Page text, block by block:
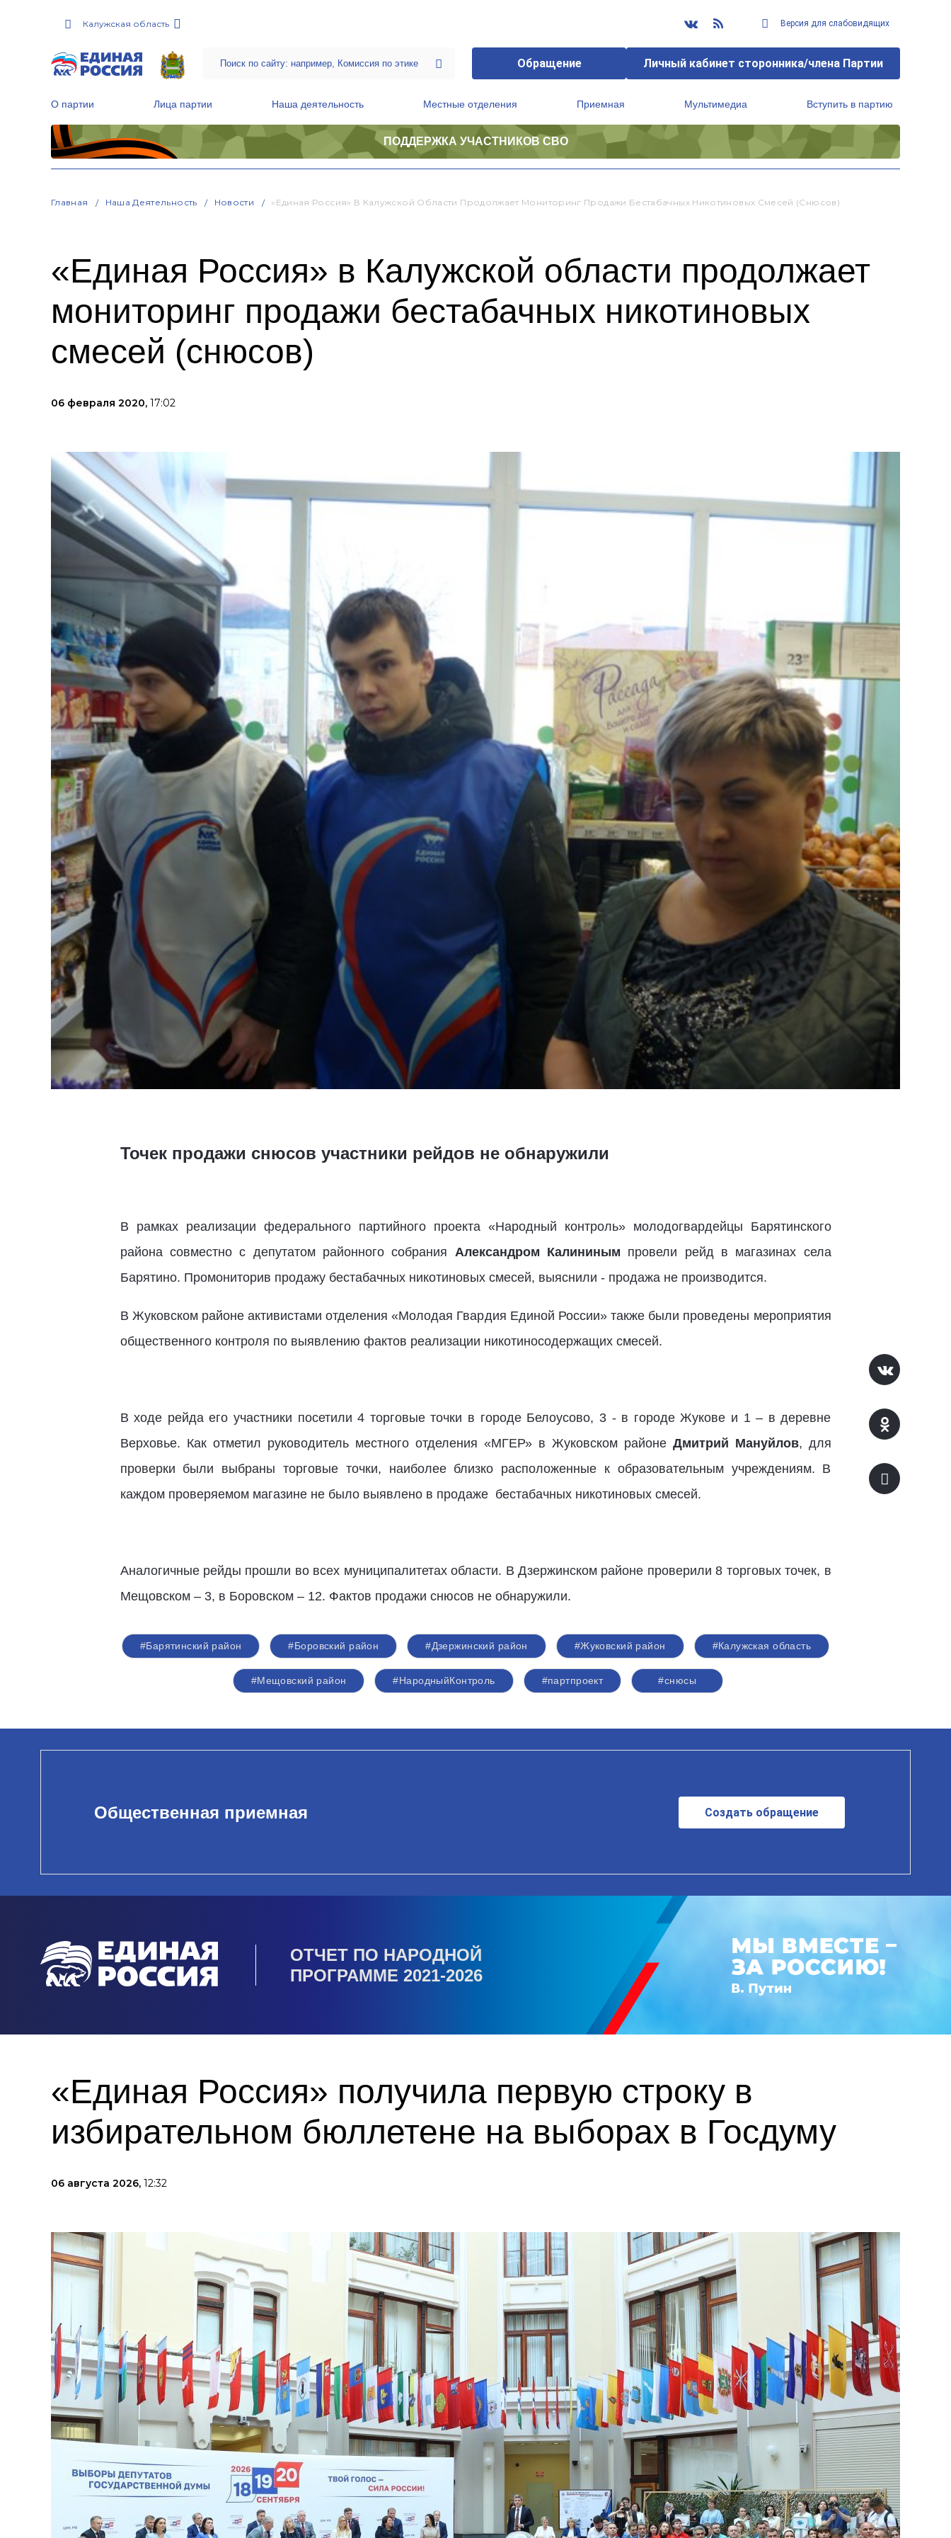
Калужская область Версия для слабовидящих
Обращение Личный кабинет сторонника/члена Партии
О партии Лица партии Наша деятельность Местные отделения Приемная Мультимедиа Вступить в партию
ПОДДЕРЖКА УЧАСТНИКОВ СВО
Главная Наша Деятельность Новости «Единая Россия» В Калужской Области Продолжает Мониторинг Продажи Бестабачных Никотиновых Смесей (снюсов)
«Единая Россия» в Калужской области продолжает
мониторинг продажи бестабачных никотиновых
смесей (снюсов)
06 февраля 2020, 17:02
Точек продажи снюсов участники рейдов не обнаружили
В рамках реализации федерального партийного проекта «Народный контроль» молодогвардейцы Барятинского
района совместно с депутатом районного собрания Александром Калининым провели рейд в магазинах села
Барятино. Промониторив продажу бестабачных никотиновых смесей, выяснили - продажа не производится.
В Жуковском районе активистами отделения «Молодая Гвардия Единой России» также были проведены мероприятия
общественного контроля по выявлению фактов реализации никотиносодержащих смесей.
В ходе рейда его участники посетили 4 торговые точки в городе Белоусово, 3 - в городе Жукове и 1 – в деревне
Верховье. Как отметил руководитель местного отделения «МГЕР» в Жуковском районе Дмитрий Мануйлов, для
проверки были выбраны торговые точки, наиболее близко расположенные к образовательным учреждениям. В
каждом проверяемом магазине не было выявлено в продаже бестабачных никотиновых смесей.
Аналогичные рейды прошли во всех муниципалитетах области. В Дзержинском районе проверили 8 торговых точек, в
Мещовском – 3, в Боровском – 12. Фактов продажи снюсов не обнаружили.
#Барятинский район #Боровский район #Дзержинский район #Жуковский район #Калужская область
#Мещовский район #НародныйКонтроль #партпроект #снюсы
Общественная приемная Создать обращение
ОТЧЕТ ПО НАРОДНОЙ
ПРОГРАММЕ 2021-2026
«Единая Россия» получила первую строку в
избирательном бюллетене на выборах в Госдуму
06 августа 2026, 12:32